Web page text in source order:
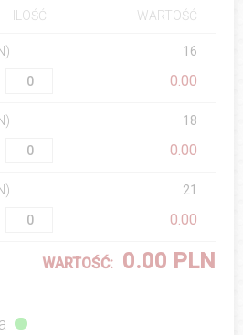
ILOŚĆ WARTOŚĆ
16
0.00
18
0.00
21
0.00
WARTOŚĆ: 0.00 PLN